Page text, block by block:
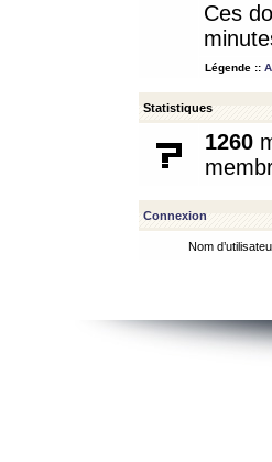
Ces
Légende ::
Statistiques
1260
Connexion
Nom